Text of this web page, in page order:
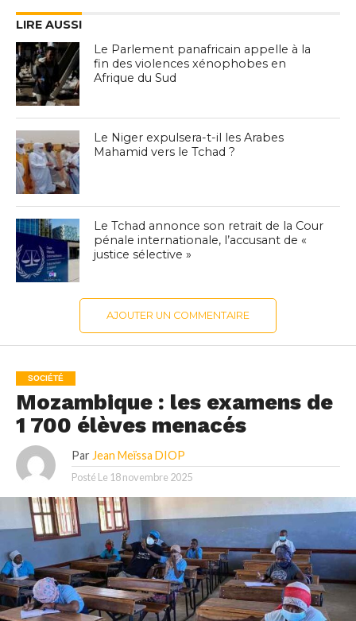
LIRE AUSSI
Le Parlement panafricain appelle à la
fin des violences xénophobes en
Afrique du Sud
Le Niger expulsera-t-il les Arabes
Mahamid vers le Tchad ?
Le Tchad annonce son retrait de la Cour
pénale internationale, l’accusant de «
justice sélective »
AJOUTER UN COMMENTAIRE
SOCIÉTÉ
Mozambique : les examens de
1 700 élèves menacés
Par Jean Meïssa DIOP
Posté Le 18 novembre 2025